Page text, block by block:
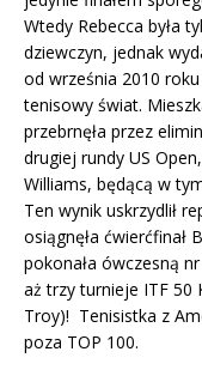
Wtedy Rebecca była
dziewczyn, jednak
od września 2010 roku
tenisowy świat.
przebrnęła przez
drugiej rundy US
Williams, będącą w
Ten wynik uskrzydlił
osiągnęła ćwierćfinał
pokonała ówczesną
aż trzy turnieje ITF 50
Troy)! Tenisistka z
poza TOP 100.